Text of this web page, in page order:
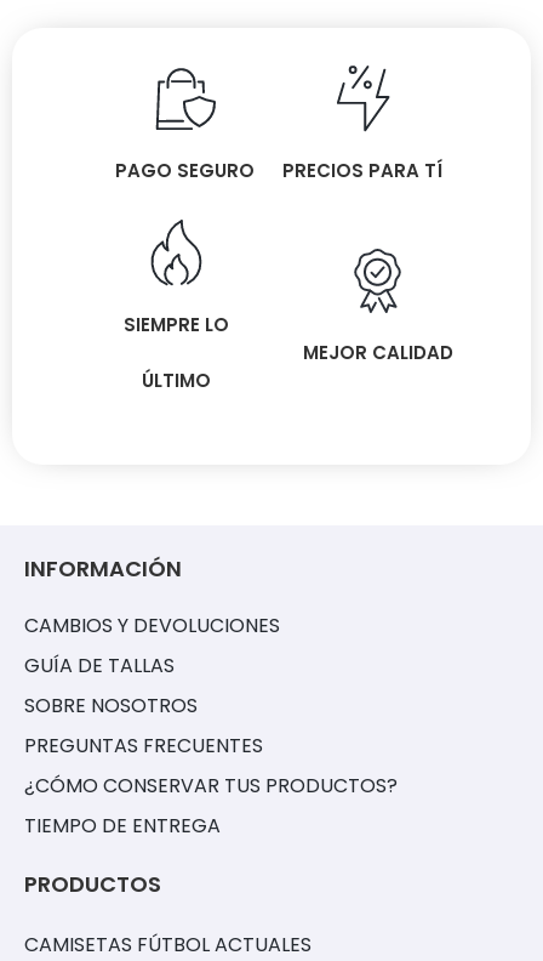
PAGO SEGURO PRECIOS PARA TÍ
SIEMPRE LO
ÚLTIMO
MEJOR CALIDAD
INFORMACIÓN
CAMBIOS Y DEVOLUCIONES
GUÍA DE TALLAS
SOBRE NOSOTROS
PREGUNTAS FRECUENTES
¿CÓMO CONSERVAR TUS PRODUCTOS?
TIEMPO DE ENTREGA
PRODUCTOS
CAMISETAS FÚTBOL ACTUALES